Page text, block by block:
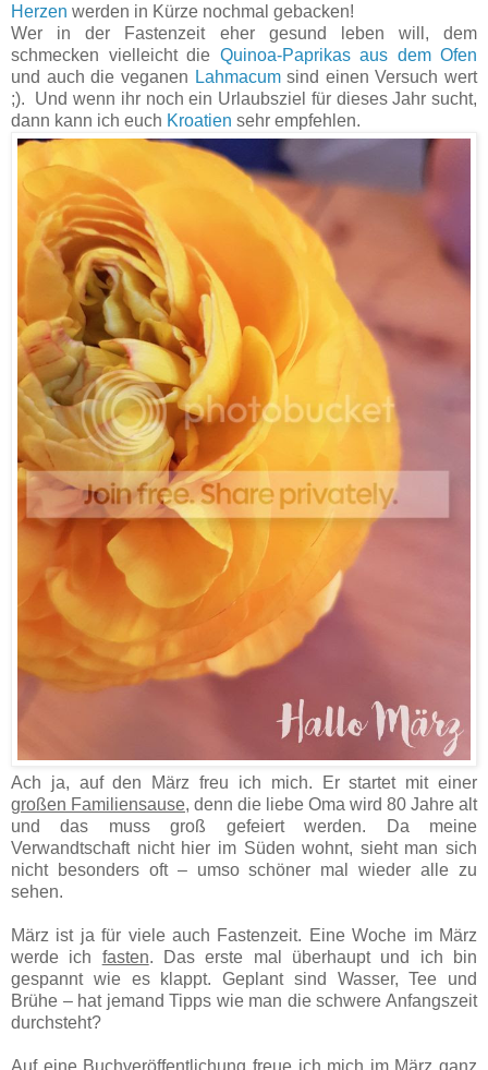
Herzen werden in Kürze nochmal gebacken!
Wer in der Fastenzeit eher gesund leben will, dem
schmecken vielleicht die Quinoa-Paprikas aus dem Ofen
und auch die veganen Lahmacumsind einen Versuch wert
;).
Und wenn ihr noch ein Urlaubsziel für dieses Jahr sucht,
dann kann ich euch Kroatien sehr empfehlen.
Ach ja, auf den März freu ich mich. Er startet mit einer
großen Familiensause, denn die liebe Oma wird 80 Jahre alt
und das muss groß gefeiert werden. Da meine
Verwandtschaft nicht hier im Süden wohnt, sieht man sich
nicht besonders oft – umso schöner mal wieder alle zu
sehen.
März ist ja für viele auch Fastenzeit. Eine Woche im März
werde ich fasten. Das erste mal überhaupt und ich bin
gespannt wie es klappt. Geplant sind Wasser, Tee und
Brühe – hat jemand Tipps wie man die schwere Anfangszeit
durchsteht?
Auf eine Buchveröffentlichung freue ich mich im März ganz